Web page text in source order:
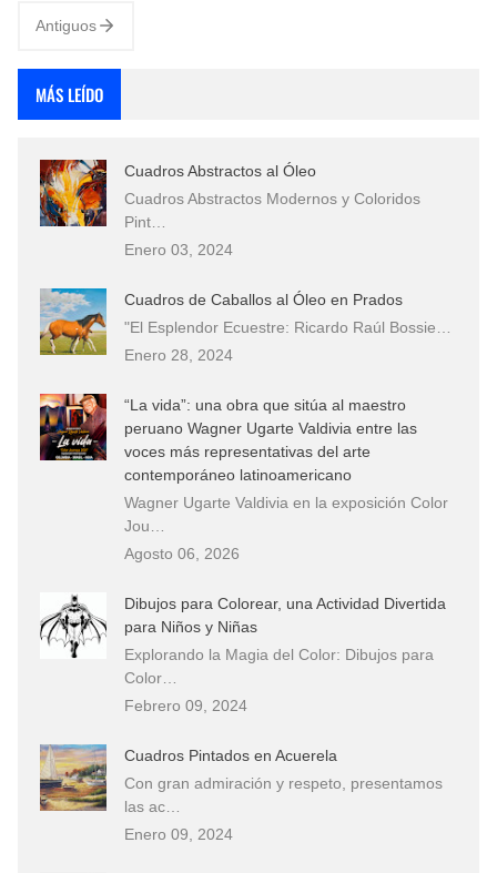
Antiguos
MÁS LEÍDO
Cuadros Abstractos al Óleo
Cuadros Abstractos Modernos y Coloridos
Pint…
Enero 03, 2024
Cuadros de Caballos al Óleo en Prados
"El Esplendor Ecuestre: Ricardo Raúl Bossie…
Enero 28, 2024
“La vida”: una obra que sitúa al maestro
peruano Wagner Ugarte Valdivia entre las
voces más representativas del arte
contemporáneo latinoamericano
Wagner Ugarte Valdivia en la exposición Color
Jou…
Agosto 06, 2026
Dibujos para Colorear, una Actividad Divertida
para Niños y Niñas
Explorando la Magia del Color: Dibujos para
Color…
Febrero 09, 2024
Cuadros Pintados en Acuerela
Con gran admiración y respeto, presentamos
las ac…
Enero 09, 2024